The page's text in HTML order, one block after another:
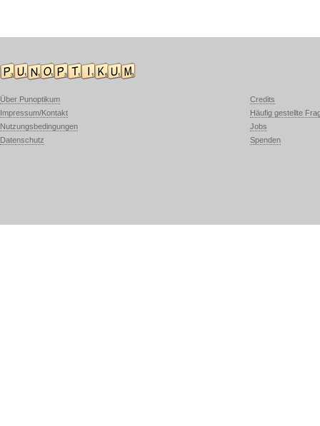
Über Punoptikum
Impressum/Kontakt
Nutzungsbedingungen
Datenschutz
Credits
Häufig gestellte
Jobs
Spenden